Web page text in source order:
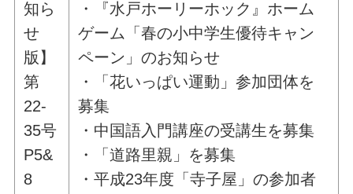
知ら
せ
版】
第
22-
35号
P5&
8
・『水戸ホーリーホック』ホーム
ゲーム「春の小中学生優待キャン
ペーン」のお知らせ
・「花いっぱい運動」参加団体を
募集
・中国語入門講座の受講生を募集
・「道路里親」を募集
・平成23年度「寺子屋」の参加者